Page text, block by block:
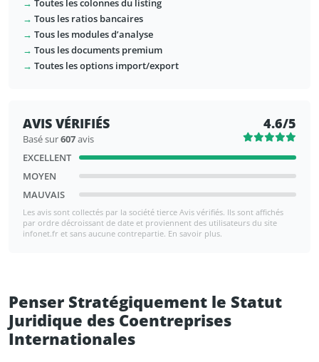
→ Toutes les colonnes du listing
→ Tous les ratios bancaires
→ Tous les modules d’analyse
→ Tous les documents premium
→ Toutes les options import/export
AVIS VÉRIFIÉS
Basé sur607avis
4.6/5
EXCELLENT
MOYEN
MAUVAIS
Les avis sont collectés par la société tierce Avis vérifiés. Ils sont affichés
par ordre décroissant de date et proviennent des utilisateurs du site
infonet.fr et sans aucune contrepartie. En savoir plus.
Penser Stratégiquement le Statut
Juridique des Coentreprises
Internationales